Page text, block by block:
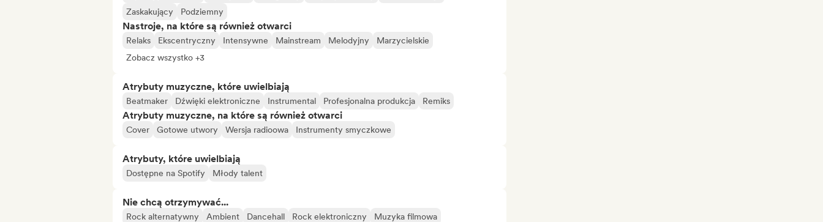
Zaskakujący
Podziemny
Nastroje, na które są również otwarci
Relaks Ekscentryczny Intensywne Mainstream Melodyjny
Marzycielskie
Zobacz wszystko +3
Atrybuty muzyczne, które uwielbiają
Beatmaker Dźwięki elektroniczne Instrumental Profesjonalna produkcja Remiks
Atrybuty muzyczne, na które są również otwarci
Cover Gotowe utwory Wersja radioowa Instrumenty smyczkowe
Atrybuty, które uwielbiają
Dostępne na Spotify Młody talent
Nie chcą otrzymywać...
Rock alternatywny Ambient Dancehall Rock elektroniczny
Muzyka filmowa